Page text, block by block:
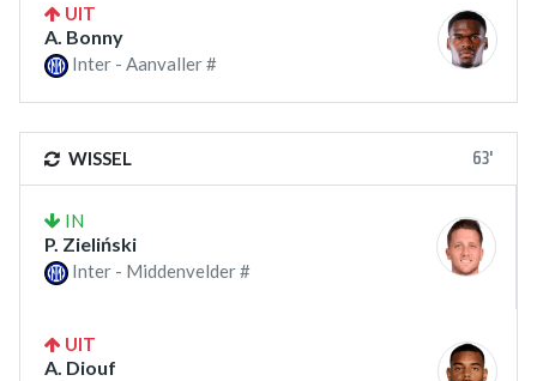
UIT
A. Bonny
Inter - Aanvaller #
WISSEL 63'
IN
P. Zieliński
Inter - Middenvelder #
UIT
A. Diouf